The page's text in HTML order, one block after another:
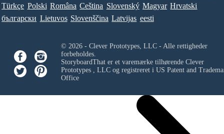
Türkçe Polski Româna Ceština Slovenský Magyar Hrvatski
български Lietuvos Slovenščina Latvijas eesti
© 2026 - Clever Prototypes, LLC - Alle rettigheder
forbeholdes.
StoryboardThat er et varemærke tilhørende Clever
Prototypes , LLCog registreret i US Patent and
Office